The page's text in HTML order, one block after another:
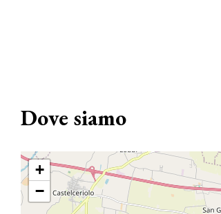
Dove siamo
+
−